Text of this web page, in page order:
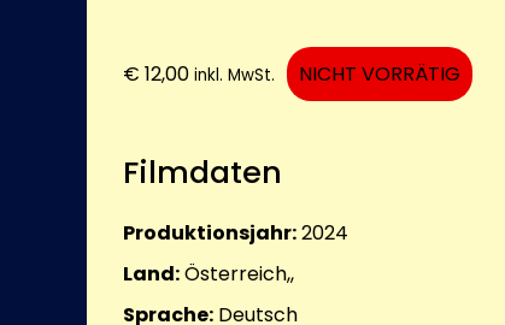
€ 12,00 inkl. MwSt. NICHT VORRÄTIG
Filmdaten
Produktionsjahr:2024
Land:Österreich,,
Sprache: Deutsch